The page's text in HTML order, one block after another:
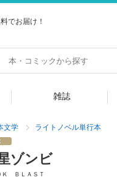
でお届け！
雑誌
文学 ライトノベル単行本
ゾンビ
Ｋ ＢＬＡＳＴ